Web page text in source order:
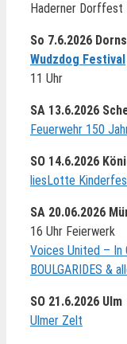
Haderner Dorffest
So 7.6.2026
Wudzdog Festival
11 Uhr
SA 13.6.2026
Feuerwehr 150
SO 14.6.2026
liesLotte
SA 20.06.2026
16 Uhr Feierwerk
Voices United – In
BOULGARIDES &
SO 21.6.2026 Ulm
Ulmer Zelt